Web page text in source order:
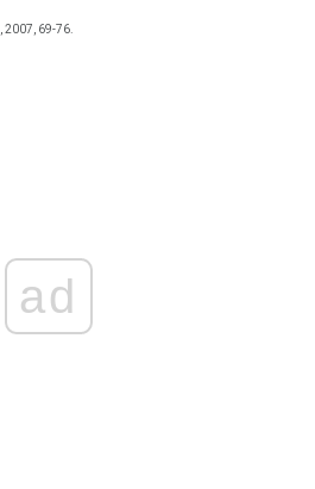
, 2007, 69-76.
ad